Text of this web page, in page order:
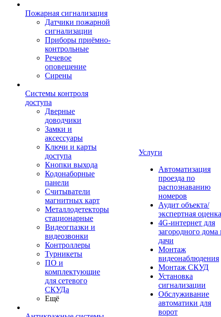
Пожарная сигнализация
Датчики пожарной
сигнализации
Приборы приёмно-
контрольные
Речевое
оповещение
Сирены
Системы контроля
доступа
Дверные
доводчики
Замки и
аксессуары
Ключи и карты
доступа
Кнопки выхода
Кодонаборные
панели
Считыватели
магнитных карт
Металлодетекторы
стационарные
Видеогпазки и
видеозвонки
Контроллеры
Турникеты
ПО и
комплектующие
для сетевого
СКУДа
Ещё
Услуги
Автоматизация
проезда по
распознаванию
номеров
Аудит объекта/
экспертная оценка
4G-интернет для
загородного дома
дачи
Монтаж
видеонаблюдения
Монтаж СКУД
Установка
сигнализации
Обслуживание
автоматики для
ворот